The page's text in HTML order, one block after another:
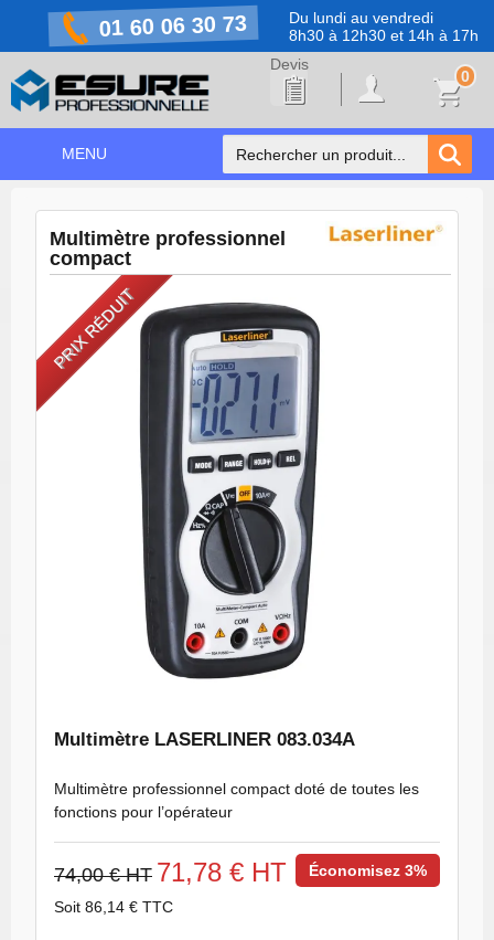
01 60 06 30 73
Du lundi au vendredi
8h30 à 12h30 et 14h à 17h
0
MENU
NOS PRODUITS
NOS MARQUES
NOS PROMOTIONS
PRÉVENTION COVID-19
Multimètre professionnel
compact
PRIX RÉDUIT
Multimètre LASERLINER 083.034A
Multimètre professionnel compact doté de toutes les
fonctions pour l’opérateur
Économisez 3%
74,00 € HT 71,78 € HT
Soit 86,14 € TTC